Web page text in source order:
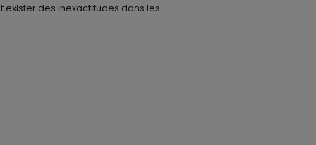
exister des inexactitudes dans les